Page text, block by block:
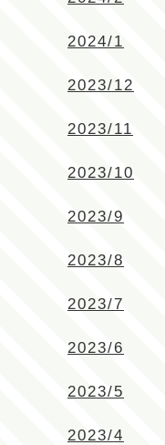
2024/1
2023/12
2023/11
2023/10
2023/9
2023/8
2023/7
2023/6
2023/5
2023/4